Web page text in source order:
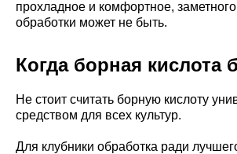
прохладное и комфортное,
обработки может не быть.
Когда борная кислота
Не стоит считать борную кислоту
средством для всех культур.
Для клубники обработка ради